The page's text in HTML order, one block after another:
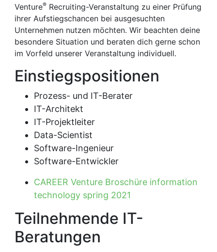
Venture® Recruiting-Veranstaltung zu einer Prüfung
ihrer Aufstiegschancen bei ausgesuchten
Unternehmen nutzen möchten. Wir beachten deine
besondere Situation und beraten dich gerne schon
im Vorfeld unserer Veranstaltung individuell.
Einstiegspositionen
Prozess- und IT-Berater
IT-Architekt
IT-Projektleiter
Data-Scientist
Software-Ingenieur
Software-Entwickler
CAREER Venture Broschüre information
technology spring 2021
Teilnehmende IT-
Beratungen